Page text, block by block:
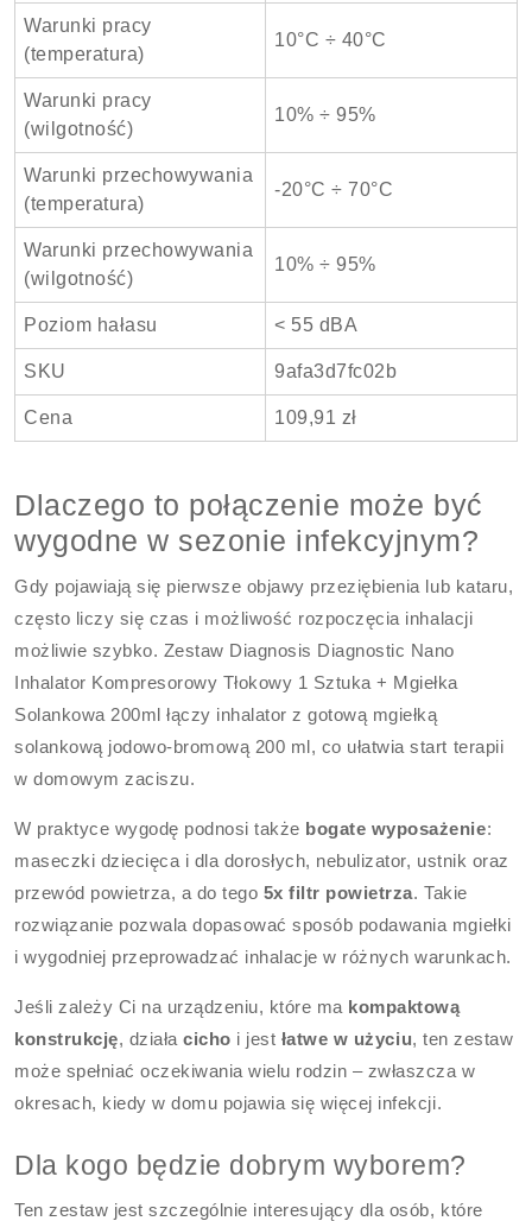
Warunki pracy
(temperatura)
10°C ÷ 40°C
Warunki pracy
(wilgotność)
10% ÷ 95%
Warunki przechowywania
(temperatura)
-20°C ÷ 70°C
Warunki przechowywania
(wilgotność)
10% ÷ 95%
Poziom hałasu < 55 dBA
SKU 9afa3d7fc02b
Cena 109,91 zł
Dlaczego to połączenie może być
wygodne w sezonie infekcyjnym?
Gdy pojawiają się pierwsze objawy przeziębienia lub kataru,
często liczy się czas i możliwość rozpoczęcia inhalacji
możliwie szybko. Zestaw Diagnosis Diagnostic Nano
Inhalator Kompresorowy Tłokowy 1 Sztuka + Mgiełka
Solankowa 200ml łączy inhalator z gotową mgiełką
solankową jodowo-bromową 200 ml, co ułatwia start terapii
w domowym zaciszu.
W praktyce wygodę podnosi także bogate wyposażenie:
maseczki dziecięca i dla dorosłych, nebulizator, ustnik oraz
przewód powietrza, a do tego 5x filtr powietrza. Takie
rozwiązanie pozwala dopasować sposób podawania mgiełki
i wygodniej przeprowadzać inhalacje w różnych warunkach.
Jeśli zależy Ci na urządzeniu, które ma kompaktową
konstrukcję, działacicho i jest łatwe w użyciu, ten zestaw
może spełniać oczekiwania wielu rodzin – zwłaszcza w
okresach, kiedy w domu pojawia się więcej infekcji.
Dla kogo będzie dobrym wyborem?
Ten zestaw jest szczególnie interesujący dla osób, które